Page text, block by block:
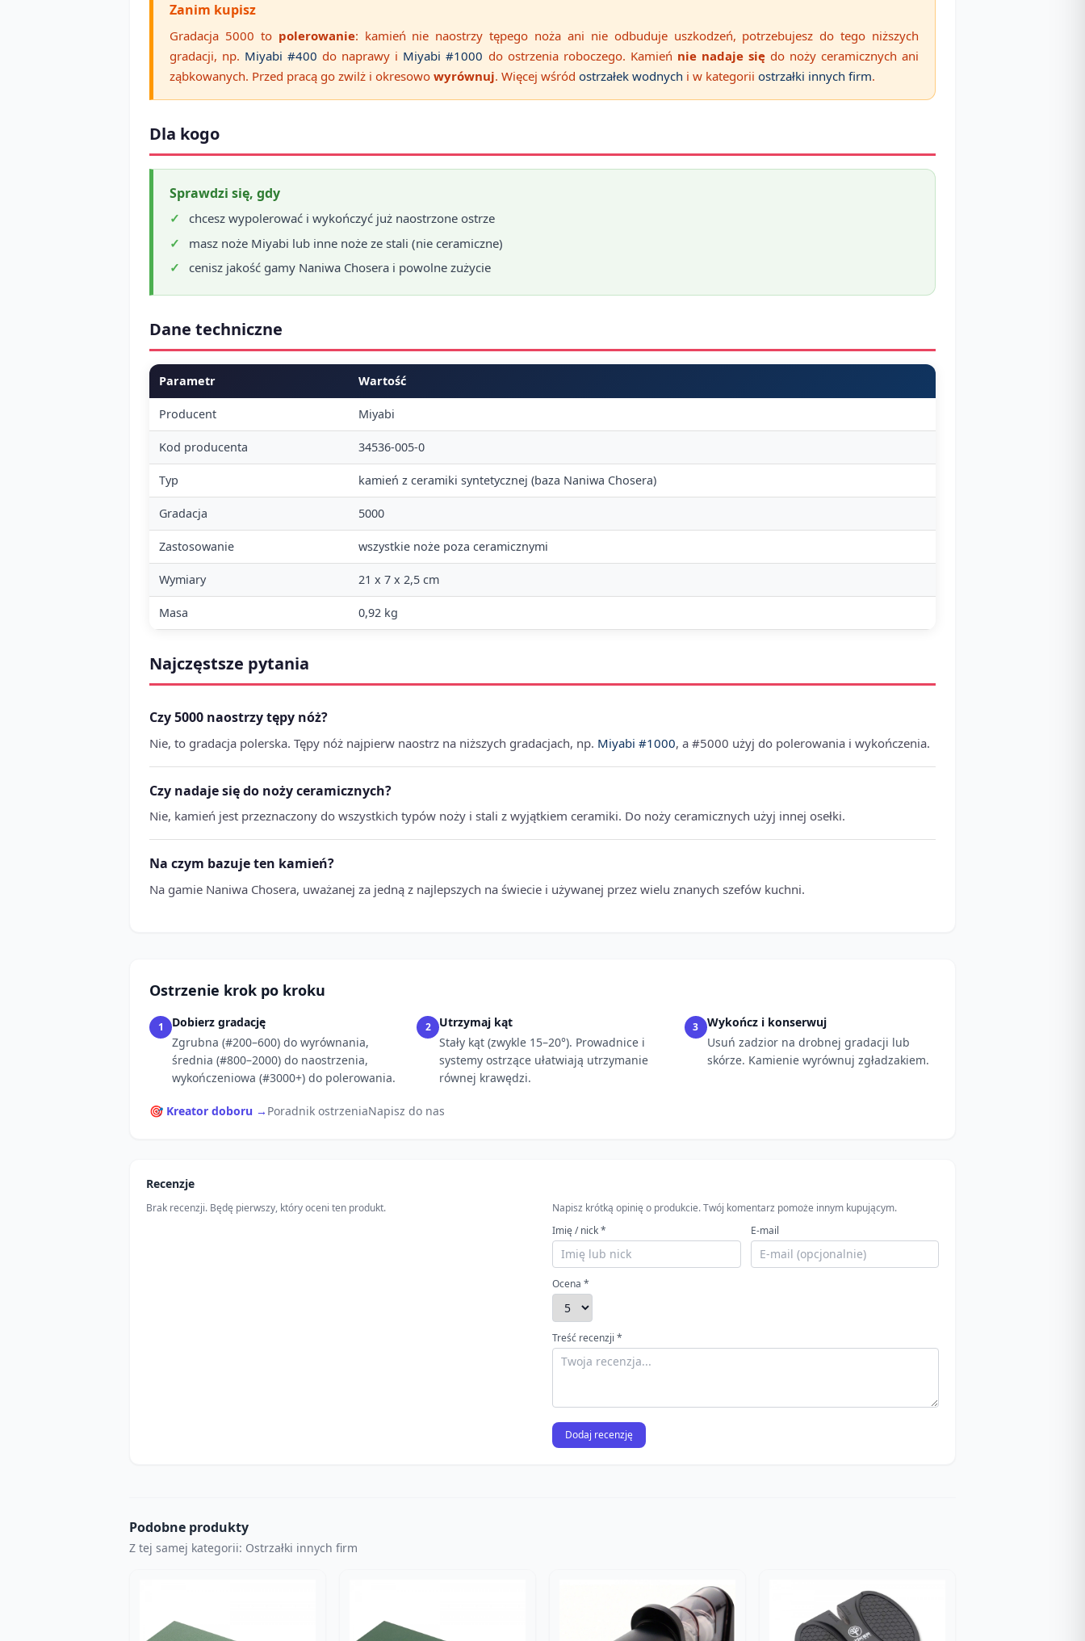
Zanim kupisz
Gradacja 5000 to polerowanie: kamień nie naostrzy tępego noża ani nie odbuduje uszkodzeń, potrzebujesz do tego niższych
gradacji, np. Miyabi #400 do naprawy i Miyabi #1000 do ostrzenia roboczego. Kamień nie nadaje siędo noży ceramicznych ani
ząbkowanych. Przed pracą go zwilż i okresowo wyrównuj. Więcej wśród ostrzałek wodnych i w kategorii ostrzałki innych firm.
Dla kogo
Sprawdzi się, gdy
chcesz wypolerować i wykończyć już naostrzone ostrze
masz noże Miyabi lub inne noże ze stali (nie ceramiczne)
cenisz jakość gamy Naniwa Chosera i powolne zużycie
Dane techniczne
Parametr Wartość
Producent Miyabi
Kod producenta 34536-005-0
Typ kamień z ceramiki syntetycznej (baza Naniwa Chosera)
Gradacja 5000
Zastosowanie wszystkie noże poza ceramicznymi
Wymiary 21 x 7 x 2,5 cm
Masa 0,92 kg
Najczęstsze pytania
Czy 5000 naostrzy tępy nóż?
Nie, to gradacja polerska. Tępy nóż najpierw naostrz na niższych gradacjach, np. Miyabi #1000, a #5000 użyj do polerowania i wykończenia.
Czy nadaje się do noży ceramicznych?
Nie, kamień jest przeznaczony do wszystkich typów noży i stali z wyjątkiem ceramiki. Do noży ceramicznych użyj innej osełki.
Na czym bazuje ten kamień?
Na gamie Naniwa Chosera, uważanej za jedną z najlepszych na świecie i używanej przez wielu znanych szefów kuchni.
Ostrzenie krok po kroku
1
Dobierz gradację
Zgrubna (#200–600) do wyrównania,
średnia (#800–2000) do naostrzenia,
wykończeniowa (#3000+) do polerowania.
2
Utrzymaj kąt
Stały kąt (zwykle 15–20°). Prowadnice i
systemy ostrzące ułatwiają utrzymanie
równej krawędzi.
3
Wykończ i konserwuj
Usuń zadzior na drobnej gradacji lub
skórze. Kamienie wyrównuj zgładzakiem.
🎯 Kreator doboru → Poradnik ostrzeniaNapisz do nas
Recenzje
Brak recenzji. Będę pierwszy, który oceni ten produkt.
Napisz krótką opinię o produkcie. Twój komentarz pomoże innym kupującym.
Imię / nick *
E-mail
Ocena *
Treść recenzji *
Dodaj recenzję
Podobne produkty
Z tej samej kategorii: Ostrzałki innych firm